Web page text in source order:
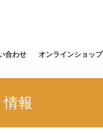
合わせ オンラインショップ
報